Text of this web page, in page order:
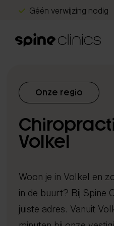
Géén verwijzing nodig
Snel herstel
Klachten
Rug- en
Hoofdpijn
Schouder- en
Kinderen & baby's
Overige klachten
Echografie
iDXA scan
DNA analyse
Neurologisch
Orthopedisch
Shockwave
EMTT
Lasertherapie
Long Covid
Beter slapen met
Spine Clinics
Locaties
Onze regio
Volkel
Woon je in Volkel en
in de buurt? Bij Spine
juiste adres. Vanuit